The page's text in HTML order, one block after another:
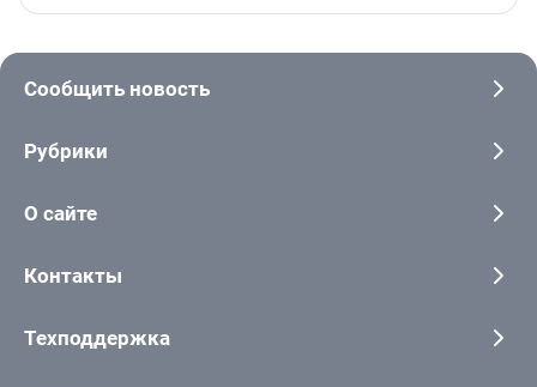
Сообщить новость
Рубрики
О сайте
Контакты
Техподдержка